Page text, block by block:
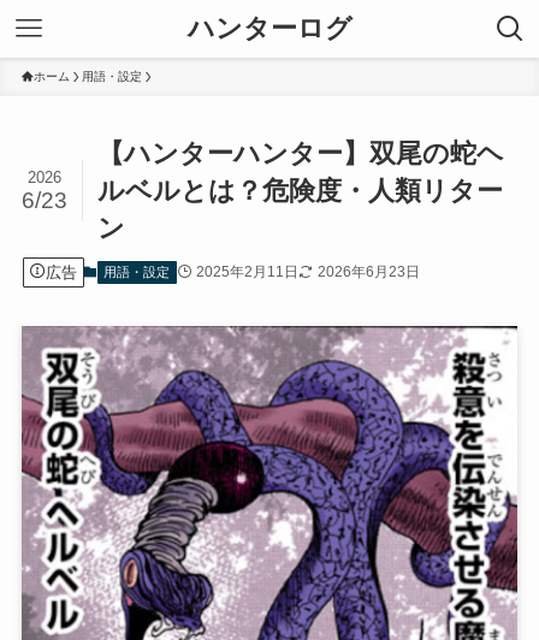
ハンターログ
ホーム 用語・設定
【ハンターハンター】双尾の蛇ヘ
ルベルとは？危険度・人類リター
ン
2026
6/23
広告 用語・設定 2025年2月11日 2026年6月23日